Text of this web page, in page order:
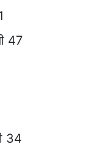
47
34